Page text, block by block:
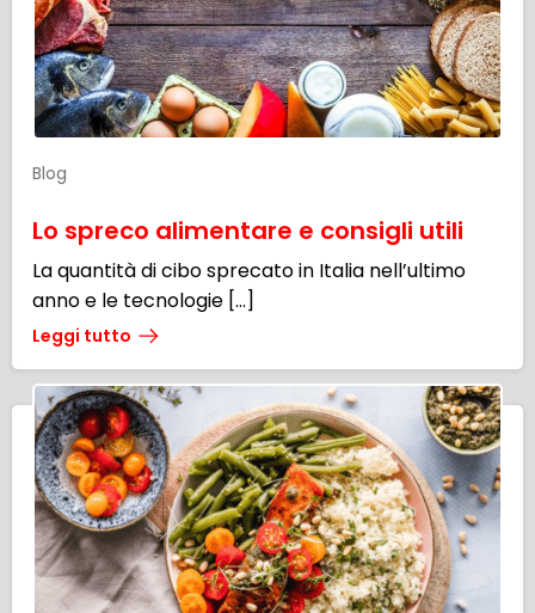
Blog
Lo spreco alimentare e consigli utili
La quantità di cibo sprecato in Italia nell’ultimo
anno e le tecnologie […]
Leggi tutto